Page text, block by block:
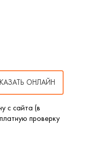
ОНЛАЙН
с сайта (в
проверку